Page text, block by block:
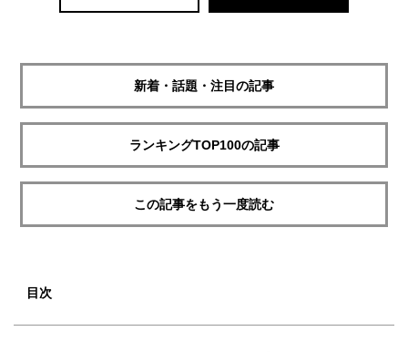
新着・話題・注目の記事
ランキングTOP100の記事
この記事をもう一度読む
目次